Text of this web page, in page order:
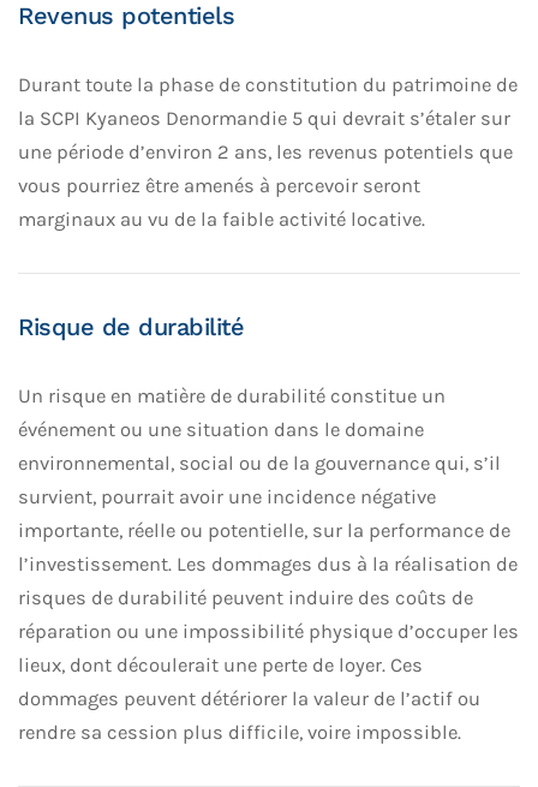
Revenus potentiels
Durant toute la phase de constitution du patrimoine de
la SCPI Kyaneos Denormandie 5 qui devrait s’étaler sur
une période d’environ 2 ans, les revenus potentiels que
vous pourriez être amenés à percevoir seront
marginaux au vu de la faible activité locative.
Risque de durabilité
Un risque en matière de durabilité constitue un
événement ou une situation dans le domaine
environnemental, social ou de la gouvernance qui, s’il
survient, pourrait avoir une incidence négative
importante, réelle ou potentielle, sur la performance de
l’investissement. Les dommages dus à la réalisation de
risques de durabilité peuvent induire des coûts de
réparation ou une impossibilité physique d’occuper les
lieux, dont découlerait une perte de loyer. Ces
dommages peuvent détériorer la valeur de l’actif ou
rendre sa cession plus difficile, voire impossible.